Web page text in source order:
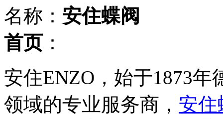
名称： 安住蝶阀
首页 ：
安住ENZO，始于1873
领域的专业服务商， 安住